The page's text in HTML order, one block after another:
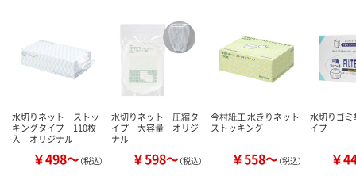
水切りネット ストッ
キングタイプ 110枚
入 オリジナル
￥498～（税込）
水切りネット 圧縮タ
イプ 大容量 オリジ
ナル
￥598～（税込）
今村紙工 水きりネット
ストッキング
￥558～（税込）
水切りゴ
イプ
￥